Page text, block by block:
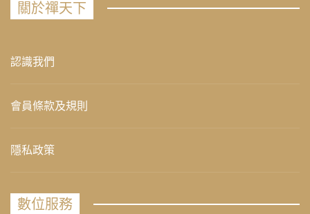
關於禪天下
認識我們
會員條款及規則
隱私政策
數位服務